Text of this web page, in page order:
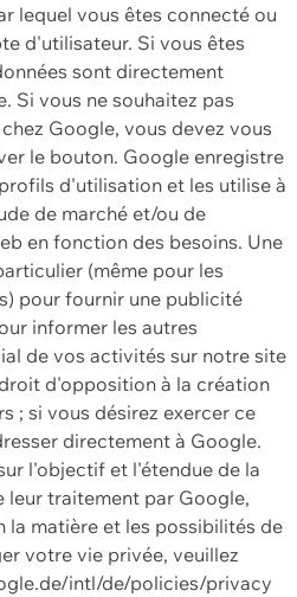
lequel vous êtes connecté ou
d'utilisateur. Si vous êtes
sont directement
Si vous ne souhaitez pas
Google, vous devez vous
le bouton. Google enregistre
d'utilisation et les utilise à
de marché et/ou de
en fonction des besoins. Une
(même pour les
pour fournir une publicité
informer les autres
de vos activités sur notre site
d'opposition à la création
; si vous désirez exercer ce
directement à Google.
l'objectif et l'étendue de la
leur traitement par Google,
la matière et les possibilités de
votre vie privée, veuillez
intl/de/policies/privacy